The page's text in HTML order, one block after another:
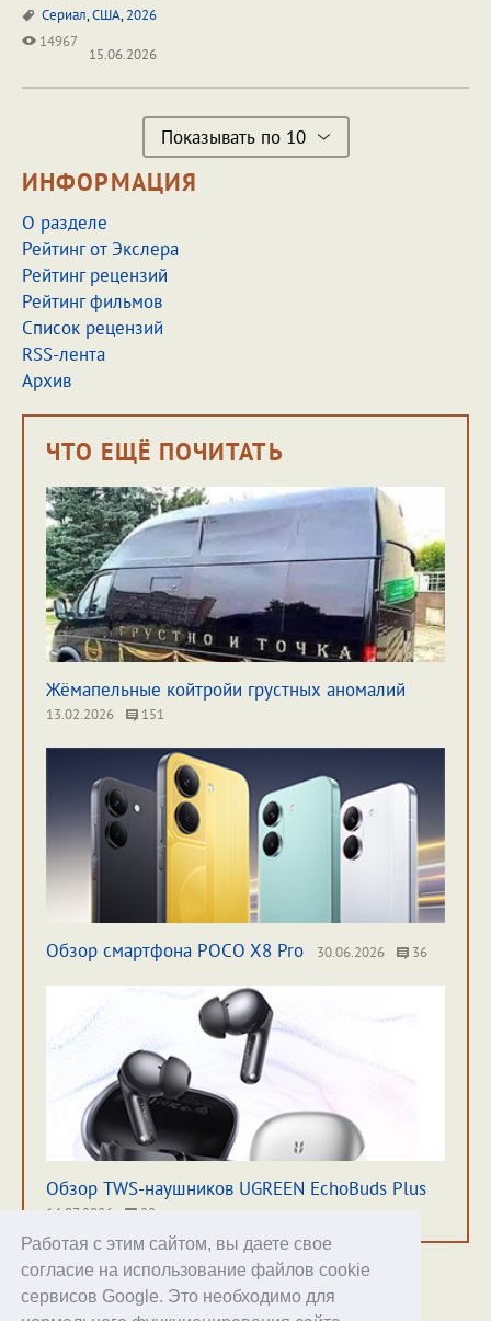
Работая с этим сайтом, вы даете свое
согласие на использование файлов cookie
сервисов Google. Это необходимо для
Сериал,США,2026
14967
15.06.2026
Показывать по 10
ИНФОРМАЦИЯ
О разделе
Рейтинг от Экслера
Рейтинг рецензий
Рейтинг фильмов
Список рецензий
RSS-лента
Архив
ЧТО ЕЩЁ ПОЧИТАТЬ
Жёмапельные койтройи грустных аномалий
13.02.2026 151
Обзор смартфона POCO X8 Pro 30.06.2026 36
Обзор TWS-наушников UGREEN EchoBuds Plus
14.07.2026 22